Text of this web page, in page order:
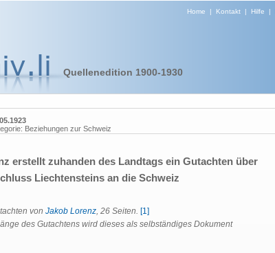
Home | Kontakt| Hilfe |
Quellenedition 1900-1930
Beziehungen zur Schweiz
erstellt zuhanden des Landtags ein Gutachten über
Liechtensteins an die Schweiz
von Jakob Lorenz, 26 Seiten. [1]
des Gutachtens wird dieses als selbständiges Dokument